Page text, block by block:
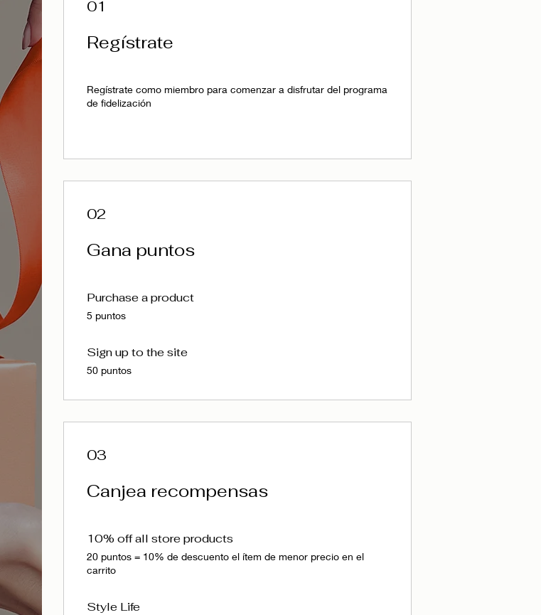
01
Regístrate
Regístrate como miembro para comenzar a disfrutar del programa
de fidelización
02
Gana puntos
Purchase a product
5 puntos
Sign up to the site
50 puntos
03
Canjea recompensas
10% off all store products
20 puntos = 10% de descuento el ítem de menor precio en el
carrito
Style Life